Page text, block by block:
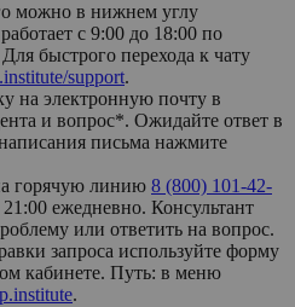
можно в нижнем углу
с 9:00 до 18:00 по
быстрого перехода к чату
support.
на электронную почту в
и вопрос*. Ожидайте ответ в
письма нажмите
горячую линию 8 (800) 101-42-
ежедневно. Консультант
или ответить на вопрос.
запроса используйте форму
кабинете. Путь: в меню
.